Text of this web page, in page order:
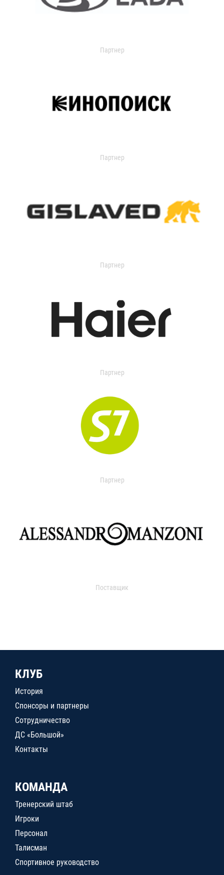
Партнер
Партнер
Партнер
Партнер
Партнер
Поставщик
КЛУБ
История
Спонсоры и партнеры
Сотрудничество
ДС «Большой»
Контакты
КОМАНДА
Тренерский штаб
Игроки
Персонал
Талисман
Спортивное руководство